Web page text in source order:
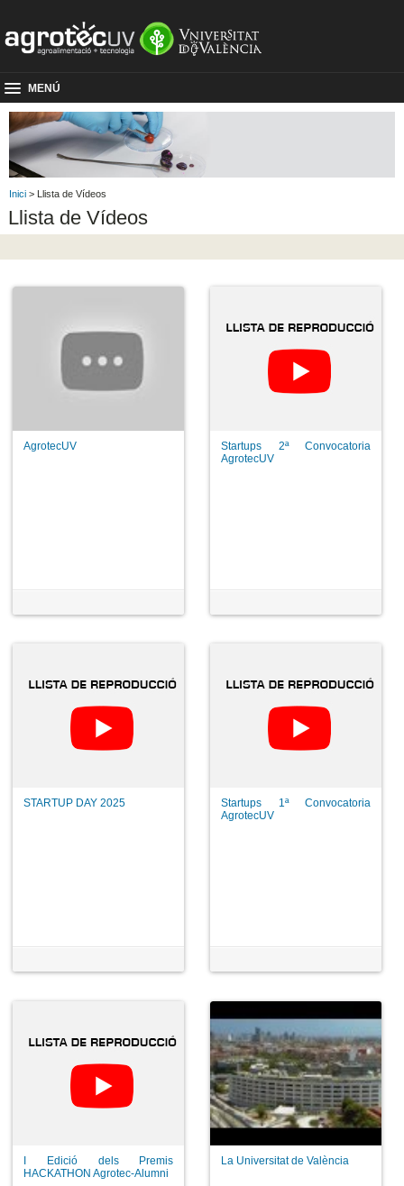
MENÚ
Inici > Llista de Vídeos
Llista de Vídeos
AgrotecUV
Startups 2ª Convocatoria
AgrotecUV
STARTUP DAY 2025
Startups 1ª Convocatoria
AgrotecUV
I Edició dels Premis
HACKATHON Agrotec-Alumni
La Universitat de València